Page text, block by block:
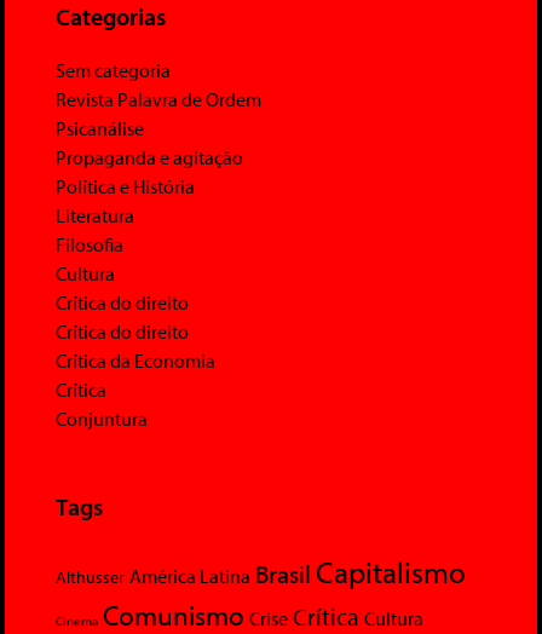
Categorias
Sem categoria
Revista Palavra de Ordem
Psicanálise
Propaganda e agitação
Política e História
Literatura
Filosofia
Cultura
Crítica do direito
Crítica do direito
Crítica da Economia
Crítica
Conjuntura
Tags
Althusser América Latina Brasil Capitalismo
Cinema Comunismo Crise Crítica Cultura